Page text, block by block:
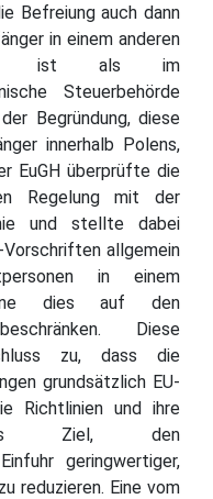
Befreiung auch dann
in einem anderen
ist als im
Steuerbehörde
Begründung, diese
innerhalb Polens,
EuGH überprüfte die
Regelung mit der
und stellte dabei
allgemein
in einem
dies auf den
Diese
zu, dass die
grundsätzlich EU-
Richtlinien und ihre
das Ziel, den
geringwertiger,
reduzieren. Eine vom